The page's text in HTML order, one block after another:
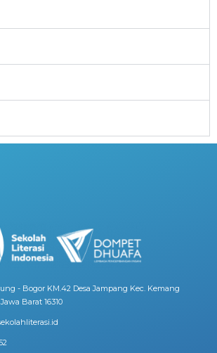
- Bogor KM.42 Desa Jampang Kec. Kemang
Barat 16310